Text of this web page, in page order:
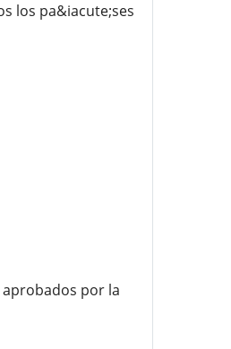
los pa&iacute;ses
por la